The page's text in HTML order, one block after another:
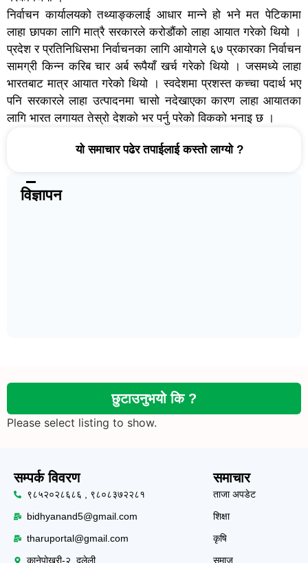
विज्ञापन
निर्वाचन कार्यालयको तथ्याङ्कलाई आधार मान्ने हो भने मत पेटिकामा
लाहा छापका लागि मात्रै सरकारले करोडौंको लाहा आयात गरेको थियो ।
प्रदेश र प्रतिनिधिसभा निर्वाचनका लागि आयोगले ६७ प्रकारका निर्वाचन
सामग्री किन्न करिब चार अर्ब रूपैयाँ खर्च गरेको थियो । जसमध्ये लाहा
भारतबाट मात्र आयात गरेको थियो । स्वदेशमा प्रशस्त कच्चा पदार्थ भए
पनि सरकारले लाहा उत्पादनमा चासो नदेखाएका कारण लाहा आयातका
लागि भारत लगायत तेस्रो देशको भर पर्नु परेको विकको भनाइ छ ।
यो समाचार पढेर तपाईलाई कस्तो लाग्यो ?
छुटाउनुभयो कि ?
Please select listing to show.
सम्पर्क विवरण
९८५२०२८६८६ , ९८०८३७२२८१
bidhyanand5@gmail.com
tharuportal@gmail.com
कानेपोखरी-२, दलेली
समाचार
ताजा अपडेट
शिक्षा
कृषि
समाज